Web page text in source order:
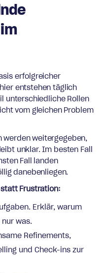
erfolgreicher
entstehen täglich
unterschiedliche Rollen
vom gleichen Problem
werden weitergegeben,
unklar. Im besten Fall
Fall landen
danebenliegen.
Frustration:
Erklär, warum
was.
Refinements,
und Check-ins zur